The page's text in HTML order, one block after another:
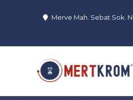
Merve Mah. Sebat Sok.